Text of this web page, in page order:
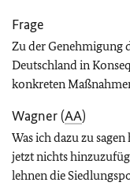
Frage
Zu der Genehmigung
Deutschland in
konkreten
Wagner (AA)
Was ich dazu zu
jetzt nichts
lehnen die